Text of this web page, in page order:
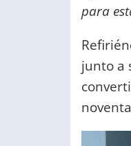
para
junto a